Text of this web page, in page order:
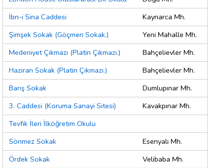
İbn-i Sina Caddesi
Kaynarca Mh.
Şimşek Sokak (Göçmen Sokak.)
Yeni Mahalle Mh.
Medeniyet Çıkmazı (Platin Çıkmazı.)
Bahçelievler Mh.
Haziran Sokak (Platin Çıkmazı.)
Bahçelievler Mh.
Barış Sokak
Dumlupınar Mh.
3. Caddesi (Koruma Sanayi Sitesi)
Kavakpınar Mh.
Tevfik İleri İlköğretim Okulu
Sönmez Sokak
Esenyalı Mh.
Ördek Sokak
Velibaba Mh.